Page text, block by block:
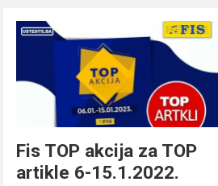
Fis TOP akcija za TOP
artikle 6-15.1.2022.